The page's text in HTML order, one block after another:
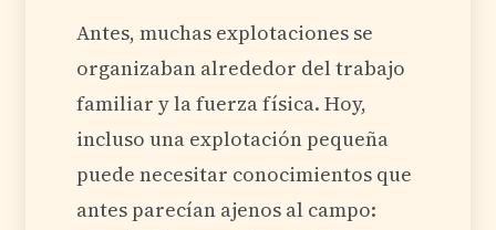
Antes, muchas explotaciones se
organizaban alrededor del trabajo
familiar y la fuerza física. Hoy,
incluso una explotación pequeña
puede necesitar conocimientos que
antes parecían ajenos al campo: